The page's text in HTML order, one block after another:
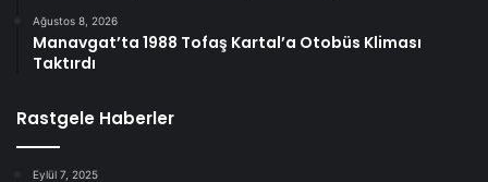
Ağustos 8, 2026
Manavgat’ta 1988 Tofaş Kartal’a Otobüs Kliması
Taktırdı
Rastgele Haberler
Eylül 7, 2025